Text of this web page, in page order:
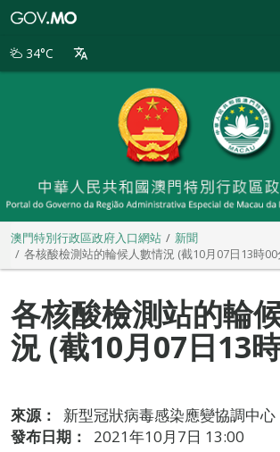
別
34°C
澳門特別行政區政府入口網站
新聞
各核酸檢測站的輪候人數情況 (截10月07日13時00
各核酸檢測站的輪
況 (截10月07日13
來源：
新型冠狀病毒感染應變協調中心
發布日期：
2021年10月7日 13:00